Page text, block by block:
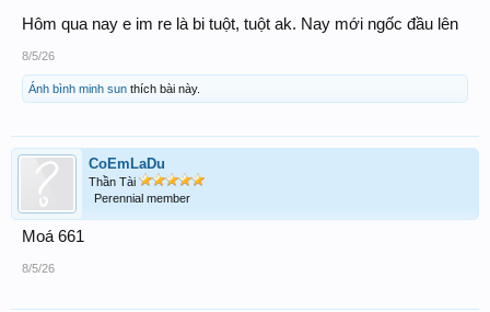
Hôm qua nay e im re là bi tuột, tuột ak. Nay mới ngốc đầu lên
8/5/26
Ánh bình minh sun thích bài này.
CoEmLaDu
Thần Tài
Perennial member
Moá 661
8/5/26